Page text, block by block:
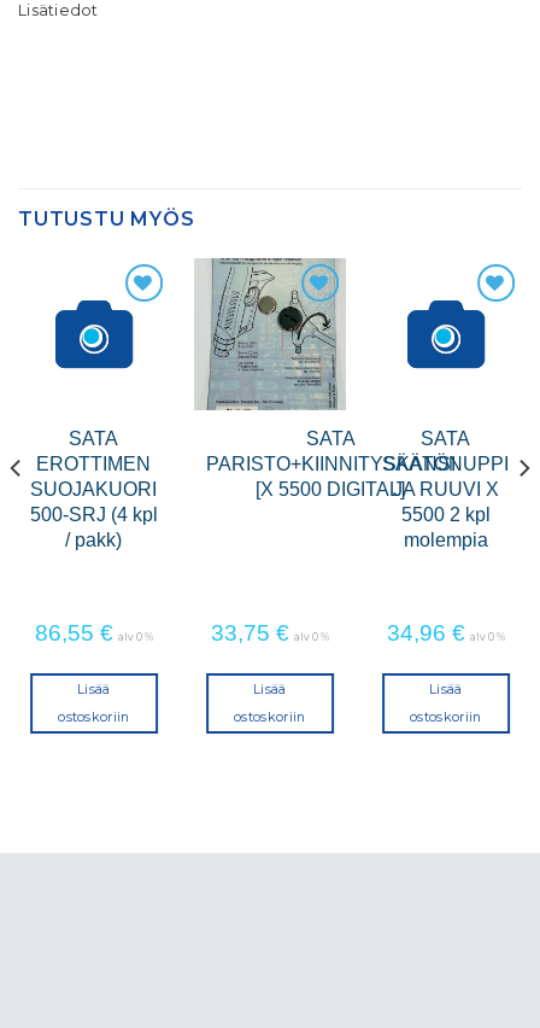
Lisätiedot
TUTUSTU MYÖS
SATA
EROTTIMEN
SUOJAKUORI
500-SRJ (4 kpl
/ pakk)
86,55 € alv 0 %
Lisää
ostoskoriin
SATA
PARISTO+KIINNITYSKANSI
[X 5500 DIGITAL]
33,75 € alv 0 %
Lisää
ostoskoriin
SATA
SÄÄTÖNUPPI
JA RUUVI X
5500 2 kpl
molempia
34,96 € alv 0 %
Lisää
ostoskoriin